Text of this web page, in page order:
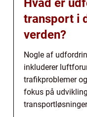
transport i
verden?
Nogle af
inkluderer
trafikproblemer
fokus på